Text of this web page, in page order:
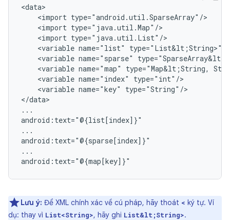
<import
<import
<import
<variable name="list"
<variable name="sparse"
<variable name="map"
type="Map&lt;String,
<variable name="index"
<variable name="key"
type="String"/>
</data>
...
android:text="@{list[index]}"
...
android:text="@{sparse[index]}"
...
Lưu ý: Để XML chính xác về cú pháp, hãy thoát < ký tự. Ví
dụ: thay vì List<String>, hãy ghi List&lt;String>.